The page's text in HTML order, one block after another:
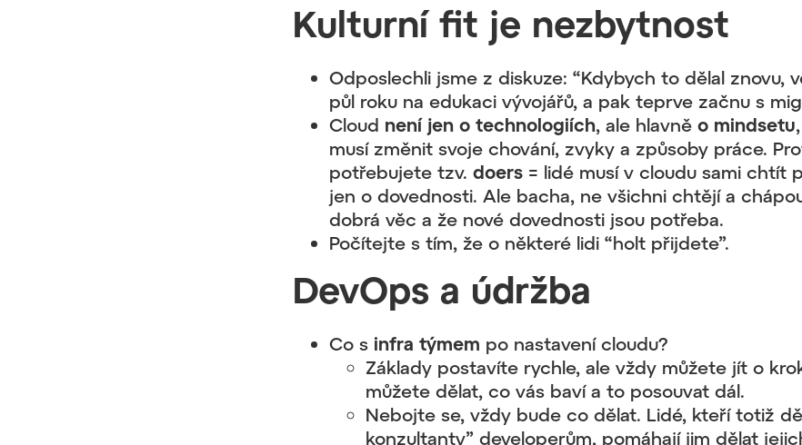
Kulturní fit je nezbytnost
Odposlechli jsme z diskuze: “Kdybych to dělal znovu,
půl roku na edukaci vývojářů, a pak teprve začnu s
Cloud není jen o technologiích, ale hlavně o mindsetu
musí změnit svoje chování, zvyky a způsoby práce.
potřebujete tzv. doers = lidé musí v cloudu sami chtít
jen o dovednosti. Ale bacha, ne všichni chtějí a
dobrá věc a že nové dovednosti jsou potřeba.
Počítejte s tím, že o některé lidi “holt přijdete”.
DevOps a údržba
Co s infra týmem po nastavení cloudu?
Základy postavíte rychle, ale vždy můžete jít o
můžete dělat, co vás baví a to posouvat dál.
Nebojte se, vždy bude co dělat. Lidé, kteří totiž
konzultanty” developerům, pomáhají jim dělat